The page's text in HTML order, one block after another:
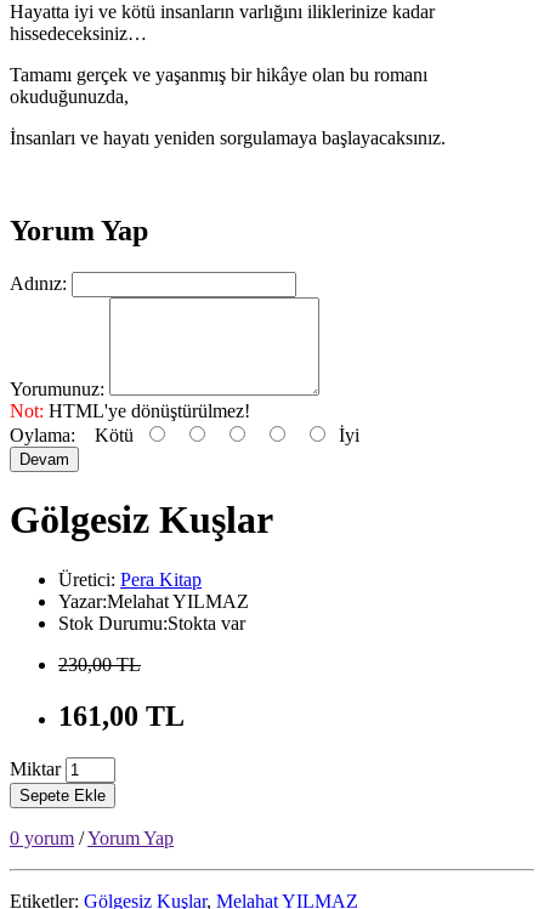
Hayatta iyi ve kötü insanların varlığını iliklerinize kadar
hissedeceksiniz…
Tamamı gerçek ve yaşanmış bir hikâye olan bu romanı
okuduğunuzda,
İnsanları ve hayatı yeniden sorgulamaya başlayacaksınız.
Yorum Yap
Adınız:
Yorumunuz:
Not: HTML'ye dönüştürülmez!
Oylama: Kötü İyi
Devam
Gölgesiz Kuşlar
Üretici: Pera Kitap
Yazar:Melahat YILMAZ
Stok Durumu:Stokta var
230,00 TL
161,00 TL
Miktar
Sepete Ekle
0 yorum /Yorum Yap
Etiketler: Gölgesiz Kuşlar, Melahat YILMAZ